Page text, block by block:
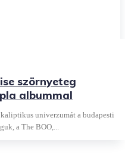
szörnyeteg
albummal
univerzumát a budapesti
a The BOO,...